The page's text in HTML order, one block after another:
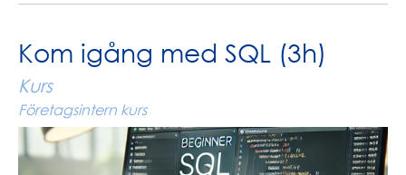
Kom igång med SQL (3h)
Kurs
Företagsintern kurs